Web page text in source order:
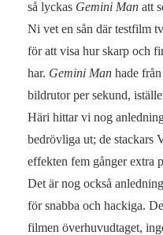
så lyckas Gemini Man att
Ni vet en sån där testfilm
för att visa hur skarp och
har. Gemini Man hade
bildrutor per sekund,
Häri hittar vi nog
bedrövliga ut; de stackars
effekten fem gånger extra
Det är nog också
för snabba och hackiga.
filmen överhuvudtaget,